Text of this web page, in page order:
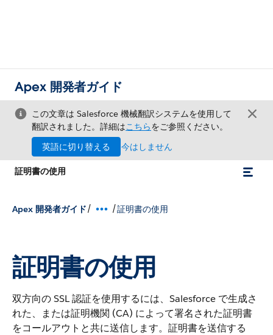
Apex 開発者ガイド
この文章は Salesforce 機械翻訳システムを使用して
翻訳されました。詳細はこちらをご参照ください。
英語に切り替える
今はしません
証明書の使用
Apex 開発者ガイド/ /証明書の使用
証明書の使用
双方向の SSL 認証を使用するには、Salesforce で生成さ
れた、または証明機関 (CA) によって署名された証明書
をコールアウトと共に送信します。証明書を送信する